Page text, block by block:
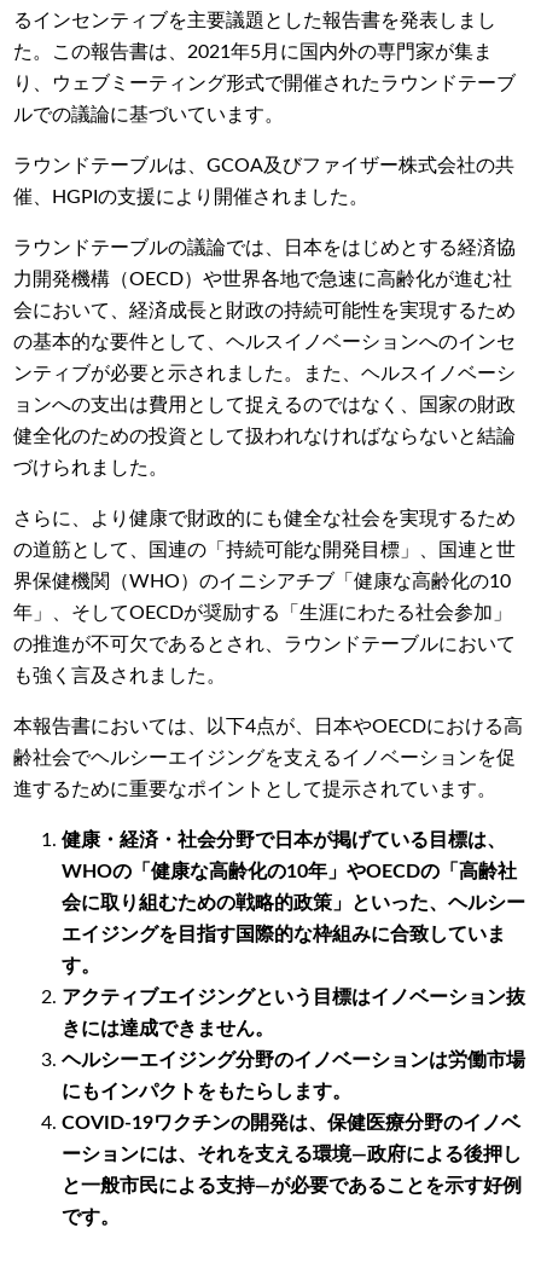
るインセンティブを主要議題とした報告書を発表しまし
た。この報告書は、2021年5月に国内外の専門家が集ま
り、ウェブミーティング形式で開催されたラウンドテーブ
ルでの議論に基づいています。
ラウンドテーブルは、GCOA及びファイザー株式会社の共
催、HGPIの支援により開催されました。
ラウンドテーブルの議論では、日本をはじめとする経済協
力開発機構（OECD）や世界各地で急速に高齢化が進む社
会において、経済成長と財政の持続可能性を実現するため
の基本的な要件として、ヘルスイノベーションへのインセ
ンティブが必要と示されました。また、ヘルスイノベーシ
ョンへの支出は費用として捉えるのではなく、国家の財政
健全化のための投資として扱われなければならないと結論
づけられました。
さらに、より健康で財政的にも健全な社会を実現するため
の道筋として、国連の「持続可能な開発目標」、国連と世
界保健機関（WHO）のイニシアチブ「健康な高齢化の10
年」、そしてOECDが奨励する「生涯にわたる社会参加」
の推進が不可欠であるとされ、ラウンドテーブルにおいて
も強く言及されました。
本報告書においては、以下4点が、日本やOECDにおける高
齢社会でヘルシーエイジングを支えるイノベーションを促
進するために重要なポイントとして提示されています。
健康・経済・社会分野で日本が掲げている目標は、
WHOの「健康な高齢化の10年」やOECDの「高齢社
会に取り組むための戦略的政策」といった、ヘルシー
エイジングを目指す国際的な枠組みに合致していま
す。
アクティブエイジングという目標はイノベーション抜
きには達成できません。
ヘルシーエイジング分野のイノベーションは労働市場
にもインパクトをもたらします。
COVID-19ワクチンの開発は、保健医療分野のイノベ
ーションには、それを支える環境―政府による後押し
と一般市民による支持―が必要であることを示す好例
です。